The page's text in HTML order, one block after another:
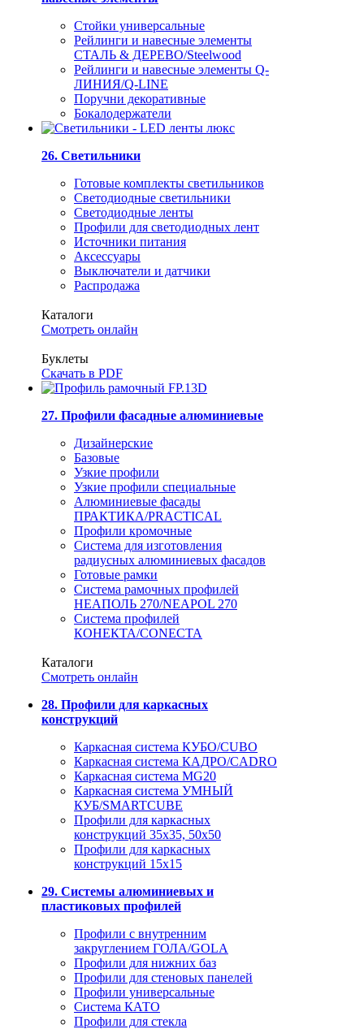
Стойки универсальные
Рейлинги и навесные элементы
СТАЛЬ & ДЕРЕВО/Steelwood
Рейлинги и навесные элементы Q-
ЛИНИЯ/Q-LINE
Поручни декоративные
Бокалодержатели
26. Светильники
Готовые комплекты светильников
Светодиодные светильники
Светодиодные ленты
Профили для светодиодных лент
Источники питания
Аксессуары
Выключатели и датчики
Распродажа
Каталоги
Смотреть онлайн
Буклеты
Скачать в PDF
27. Профили фасадные алюминиевые
Дизайнерские
Базовые
Узкие профили
Узкие профили специальные
Алюминиевые фасады
ПРАКТИКА/PRACTICAL
Профили кромочные
Система для изготовления
радиусных алюминиевых фасадов
Готовые рамки
Система рамочных профилей
НЕАПОЛЬ 270/NEAPOL 270
Система профилей
КОНЕКТА/CONECTA
Каталоги
Смотреть онлайн
28. Профили для каркасных
конструкций
Каркасная система КУБО/CUBO
Каркасная система КАДРО/CADRO
Каркасная система MG20
Каркасная система УМНЫЙ
КУБ/SMARTCUBE
Профили для каркасных
конструкций 35x35, 50x50
Профили для каркасных
конструкций 15х15
29. Системы алюминиевых и
пластиковых профилей
Профили с внутренним
закруглением ГОЛА/GOLA
Профили для нижних баз
Профили для стеновых панелей
Профили универсальные
Система КАТО
Профили для стекла